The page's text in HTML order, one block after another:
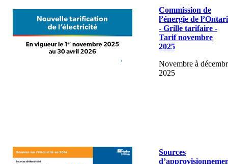
Commission de
l’énergie de
- Grille tarifaire -
Tarif novembre
2025
Novembre à
2025
Sources